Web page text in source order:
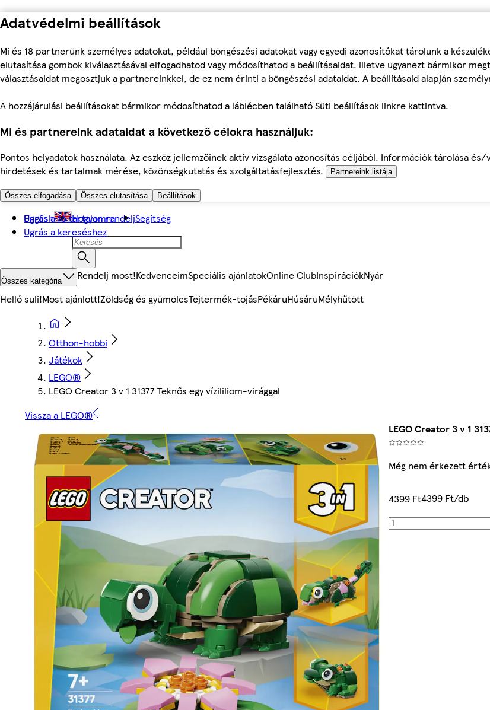
Adatvédelmi beállítások
Mi és 18 partnerünk személyes adatokat, például böngészési adatokat vagy egyedi azonosítókat tárolunk a
elutasítása gombok kiválasztásával elfogadhatod vagy módosíthatod a beállításaidat, illetve ugyanezt bármikor
választásaidat megosztjuk a partnereinkkel, de ez nem érinti a böngészési adataidat. A beállításaid alapján
A hozzájárulási beállításokat bármikor módosíthatod a láblécben található Süti beállítások linkre kattintva.
Mi és partnereink adataidat a következő célokra használjuk:
Pontos helyadatok használata. Az eszköz jellemzőinek aktív vizsgálata azonosítás céljából. Információk tárolása
hirdetések és tartalmak mérése, közönségkutatás és szolgáltatásfejlesztés.
Partnereink listája
Összes elfogadása Összes elutasítása Beállítások
Ugrás a fő tartalomra
Ugrás a kereséshez
English Hogyan rendeljSegítség
Összes kategória Rendelj most!KedvenceimSpeciális ajánlatokOnline ClubInspirációkNyár
Helló suli!Most ajánlott!Zöldség és gyümölcsTejtermék-tojásPékáruHúsáruMélyhűtött
Otthon-hobbi
Játékok
LEGO®
LEGO Creator 3 v 1 31377 Teknős egy vízililiom-virággal
Vissza a LEGO®
LEGO Creator 3 v 1
Még nem érkezett
4399 Ft4399 Ft/db